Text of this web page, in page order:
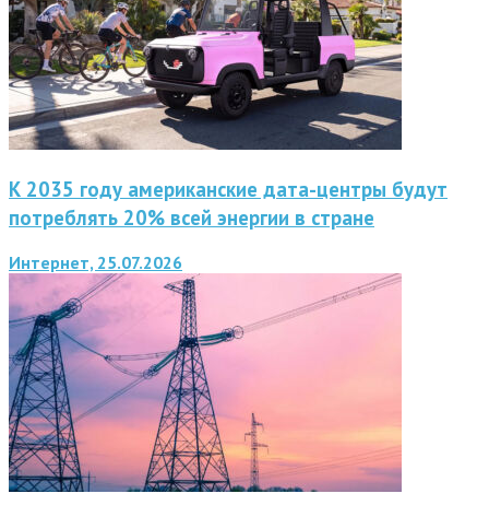
К 2035 году американские дата-центры будут
потреблять 20% всей энергии в стране
Интернет, 25.07.2026